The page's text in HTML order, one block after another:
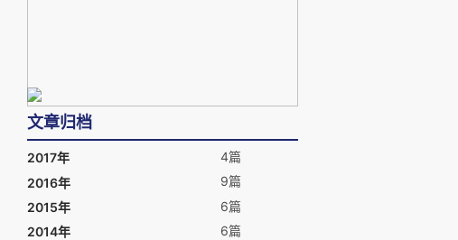
文章归档
2017年
4篇
2016年
9篇
2015年
6篇
2014年
6篇